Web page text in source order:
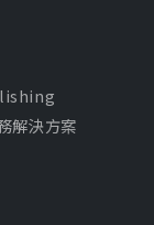
解決方案